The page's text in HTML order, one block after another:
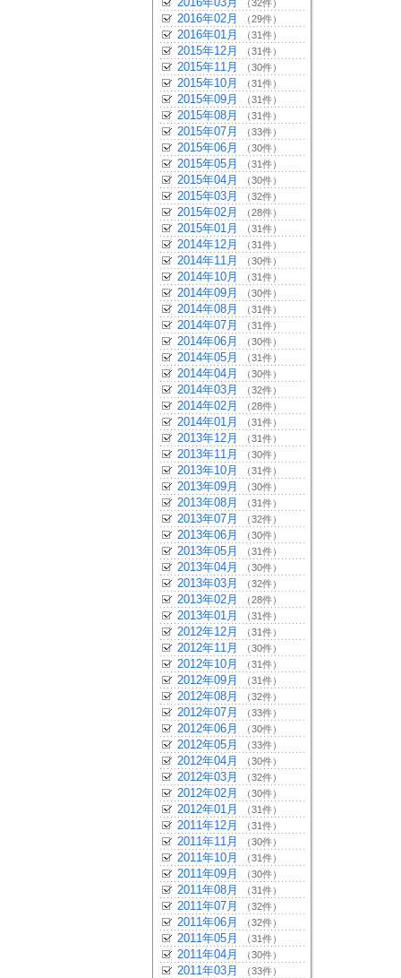
（32件）
2016年02月 （29件）
2016年01月 （31件）
2015年12月 （31件）
2015年11月 （30件）
2015年10月 （31件）
2015年09月 （31件）
2015年08月 （31件）
2015年07月 （33件）
2015年06月 （30件）
2015年05月 （31件）
2015年04月 （30件）
2015年03月 （32件）
2015年02月 （28件）
2015年01月 （31件）
2014年12月 （31件）
2014年11月 （30件）
2014年10月 （31件）
2014年09月 （30件）
2014年08月 （31件）
2014年07月 （31件）
2014年06月 （30件）
2014年05月 （31件）
2014年04月 （30件）
2014年03月 （32件）
2014年02月 （28件）
2014年01月 （31件）
2013年12月 （31件）
2013年11月 （30件）
2013年10月 （31件）
2013年09月 （30件）
2013年08月 （31件）
2013年07月 （32件）
2013年06月 （30件）
2013年05月 （31件）
2013年04月 （30件）
2013年03月 （32件）
2013年02月 （28件）
2013年01月 （31件）
2012年12月 （31件）
2012年11月 （30件）
2012年10月 （31件）
2012年09月 （31件）
2012年08月 （32件）
2012年07月 （33件）
2012年06月 （30件）
2012年05月 （33件）
2012年04月 （30件）
2012年03月 （32件）
2012年02月 （30件）
2012年01月 （31件）
2011年12月 （31件）
2011年11月 （30件）
2011年10月 （31件）
2011年09月 （30件）
2011年08月 （31件）
2011年07月 （32件）
2011年06月 （32件）
2011年05月 （31件）
2011年04月 （30件）
2011年03月 （33件）